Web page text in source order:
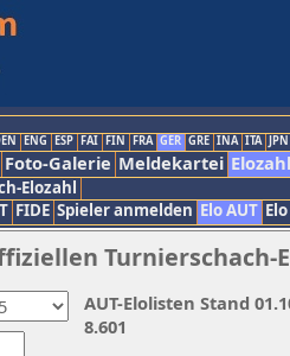
ENG ESP FAI FIN FRA GER GRE INA ITA JPN
Foto-Galerie Meldekartei
Elozahl
FIDE Spieler anmelden Elo AUT
Turnierschach-
AUT-Elolisten Stand
8.601